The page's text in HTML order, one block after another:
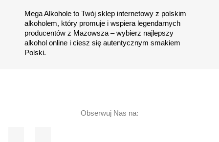
Mega Alkohole to Twój sklep internetowy z polskim
alkoholem, który promuje i wspiera legendarnych
producentów z Mazowsza – wybierz najlepszy
alkohol online i ciesz się autentycznym smakiem
Polski.
Obserwuj Nas na: